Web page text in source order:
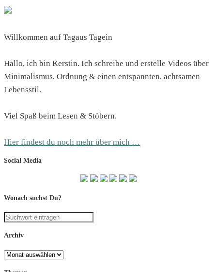
Willkommen auf Tagaus Tagein
Hallo, ich bin Kerstin. Ich schreibe und erstelle Videos über
Minimalismus, Ordnung & einen entspannten, achtsamen
Lebensstil.
Viel Spaß beim Lesen & Stöbern.
Hier findest du noch mehr über mich …
Social Media
Wonach suchst Du?
Archiv
Archiv